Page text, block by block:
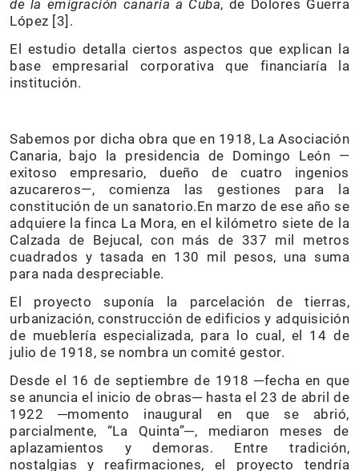
de la emigración canaria a Cuba, de Dolores Guerra
López [3].
El estudio detalla ciertos aspectos que explican la
base empresarial corporativa que financiaría la
institución.
Sabemos por dicha obra que en 1918, La Asociación
Canaria, bajo la presidencia de Domingo León —
exitoso empresario, dueño de cuatro ingenios
azucareros—, comienza las gestiones para la
constitución de un sanatorio.En marzo de ese año se
adquiere la finca La Mora, en el kilómetro siete de la
Calzada de Bejucal, con más de 337 mil metros
cuadrados y tasada en 130 mil pesos, una suma
para nada despreciable.
El proyecto suponía la parcelación de tierras,
urbanización, construcción de edificios y adquisición
de mueblería especializada, para lo cual, el 14 de
julio de 1918, se nombra un comité gestor.
Desde el 16 de septiembre de 1918 ─fecha en que
se anuncia el inicio de obras─ hasta el 23 de abril de
1922 ─momento inaugural en que se abrió,
parcialmente, “La Quinta”─, mediaron meses de
aplazamientos y demoras. Entre tradición,
nostalgias y reafirmaciones, el proyecto tendría